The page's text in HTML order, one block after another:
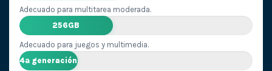
Adecuado para multitarea moderada.
256GB
Adecuado para juegos y multimedia.
4ª generación